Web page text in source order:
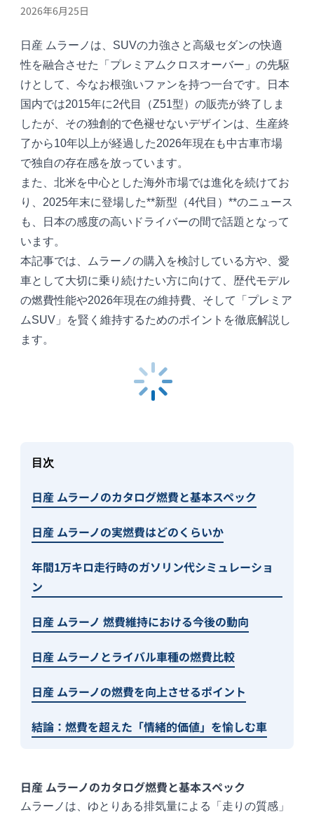
2026年6月25日
日産 ムラーノ は、SUVの力強さと高級セダンの快適
性を融合させた「プレミアムクロスオーバー」の先駆
けとして、今なお根強いファンを持つ一台です。日本
国内では2015年に2代目（Z51型）の販売が終了しま
したが、その独創的で色褪せないデザインは、生産終
了から10年以上が経過した2026年現在も中古車市場
で独自の存在感を放っています。
また、北米を中心とした海外市場では進化を続けてお
り、2025年末に登場した**新型（4代目）**のニュース
も、日本の感度の高いドライバーの間で話題となって
います。
本記事では、ムラーノの購入を検討している方や、愛
車として大切に乗り続けたい方に向けて、歴代モデル
の燃費性能や2026年現在の維持費、そして「プレミア
ムSUV」を賢く維持するためのポイントを徹底解説し
ます。
目次
日産 ムラーノのカタログ燃費と基本スペック
日産 ムラーノの実燃費はどのくらいか
年間1万キロ走行時のガソリン代シミュレーショ
ン
日産 ムラーノ 燃費維持における今後の動向
日産 ムラーノとライバル車種の燃費比較
日産 ムラーノの燃費を向上させるポイント
結論：燃費を超えた「情緒的価値」を愉しむ車
日産 ムラーノのカタログ燃費と基本スペック
ムラーノは、ゆとりある排気量による「走りの質感」